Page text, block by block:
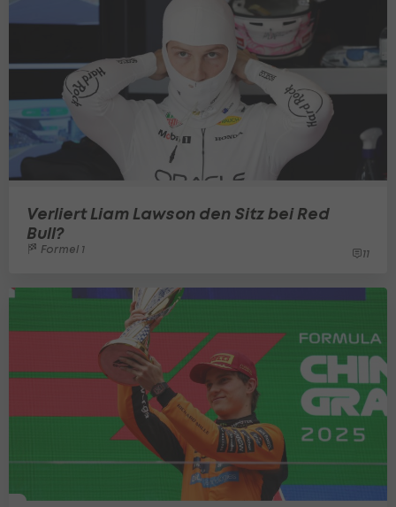
Verliert Liam Lawson den Sitz bei Red
Bull?
Formel 1 11